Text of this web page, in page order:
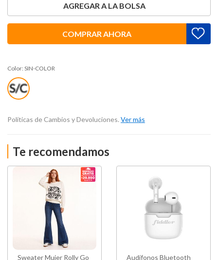
AGREGAR A LA BOLSA
COMPRAR AHORA
Color: SIN-COLOR
Políticas de Cambios y Devoluciones. Ver más
Te recomendamos
Sweater Mujer Rolly Go
Audífonos Bluetooth